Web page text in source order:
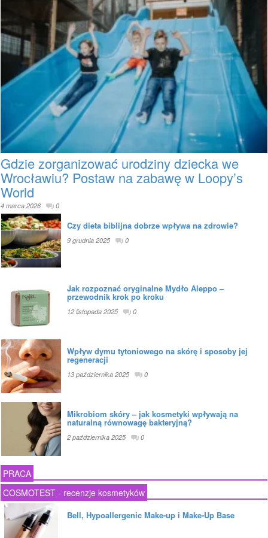
Gdzie zorganizować urodziny dziecka we
Wrocławiu? Postaw na zabawę w Loopy’s
World
4 marca 2026 0
Czy dieta biblijna dobrze wpływa na zdrowie?
9 grudnia 2025 0
Jak rozpoznać oryginalne Mydło Aleppo –
przewodnik krok po kroku
12 listopada 2025 0
Wpływ dymu tytoniowego na skórę i sposoby jej
regeneracji
13 października 2025 0
Mikrobiom skóry – jak kosmetyki wpływają na
naturalną równowagę bakteryjną?
2 października 2025 0
PRACA
COSMOTEST - recenzje kosmetyków
Bell, Hypoallergenic Make-up i Make-Up Base